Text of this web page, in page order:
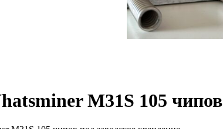
M31S 105 чипов